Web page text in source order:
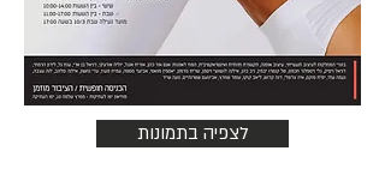
לצפיה בתמונות